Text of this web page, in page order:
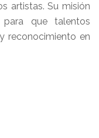
artistas. Su misión
que talentos
reconocimiento en